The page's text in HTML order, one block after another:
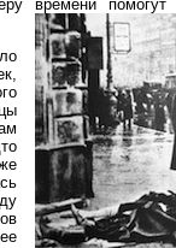
времени помогут